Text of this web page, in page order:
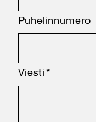
Puhelinnumero
Viesti*